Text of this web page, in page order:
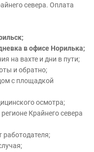
севера. Оплата
в офисе Норилька;
на вахте и дни в пути;
и обратно;
с площадкой
осмотра;
Крайнего севера
работодателя;